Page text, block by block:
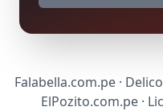
Falabella.com.pe ·
ElPozito.com.pe ·